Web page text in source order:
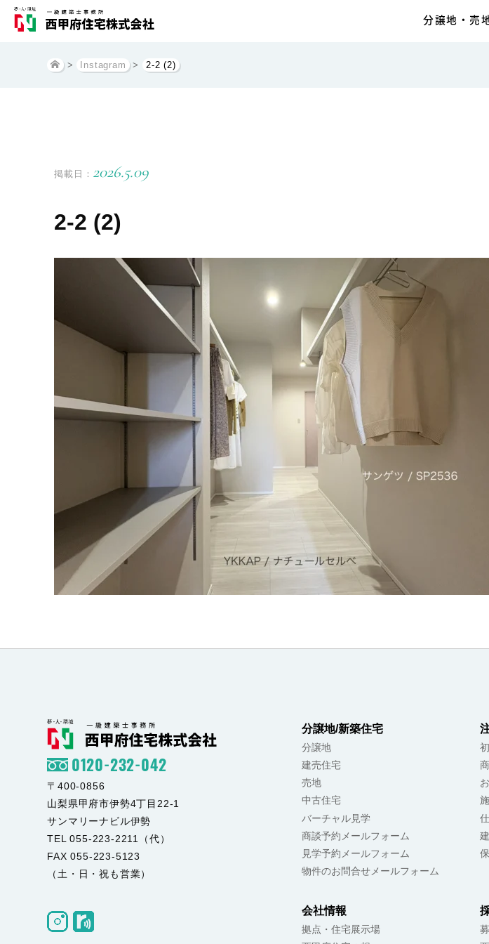
分譲地・売
> Instagram > 2-2 (2)
掲載日： 2026.5.09
2-2 (2)
分譲地/新築住宅
分譲地
建売住宅
売地
中古住宅
バーチャル見学
商談予約メールフォーム
見学予約メールフォーム
物件のお問合せメールフォーム
会社情報
拠点・住宅展示場
0120-232-042
〒400-0856
山梨県甲府市伊勢4丁目22-1
サンマリーナビル伊勢
TEL 055-223-2211（代）
FAX 055-223-5123
（土・日・祝も営業）